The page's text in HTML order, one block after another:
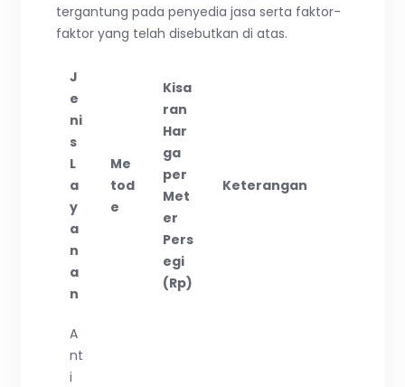
tergantung pada penyedia jasa serta faktor-
faktor yang telah disebutkan di atas.
J
e
ni
s
L
a
y
a
n
a
n
Me
tod
e
Kisa
ran
Har
ga
per
Met
er
Pers
egi
(Rp)
Keterangan
A
nt
i